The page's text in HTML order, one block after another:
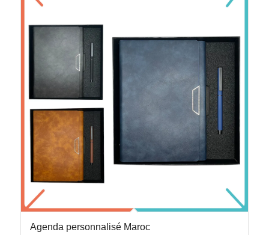
Agenda personnalisé Maroc